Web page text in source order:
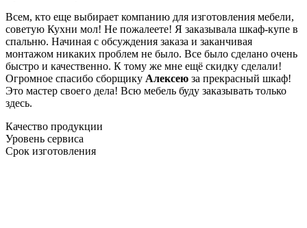
Всем, кто еще выбирает компанию для изготовления мебели,
советую Кухни мол! Не пожалеете! Я заказывала шкаф-купе в
спальню. Начиная с обсуждения заказа и заканчивая
монтажом никаких проблем не было. Все было сделано очень
быстро и качественно. К тому же мне ещё скидку сделали!
Огромное спасибо сборщику Алексею за прекрасный шкаф!
Это мастер своего дела! Всю мебель буду заказывать только
здесь.
Качество продукции
Уровень сервиса
Срок изготовления